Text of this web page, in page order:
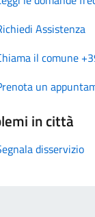
Assistenza
il comune
un
in città
disservizio